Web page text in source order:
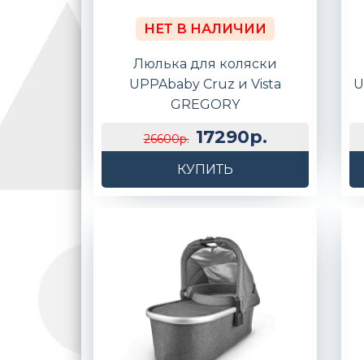
НЕТ В НАЛИЧИИ
Люлька для коляски
UPPAbaby Cruz и Vista
GREGORY
26600р. 17290р.
КУПИТЬ